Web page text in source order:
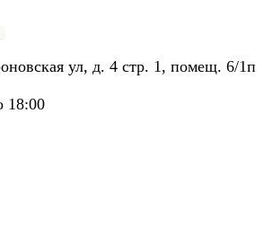
ул, д. 4 стр. 1, помещ. 6/1п
18:00